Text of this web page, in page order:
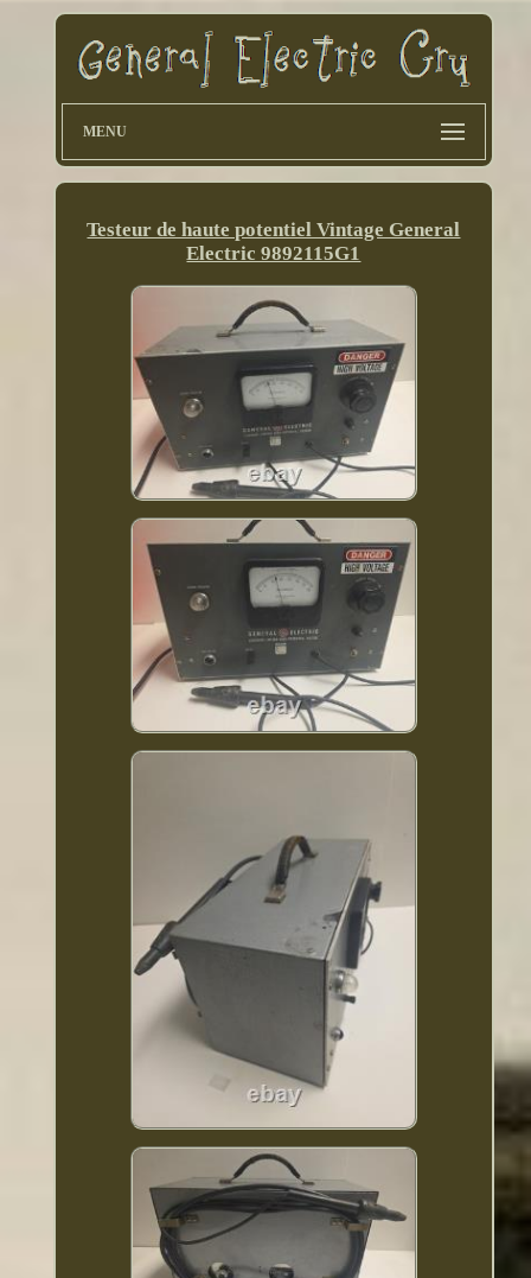
MENU
Testeur de haute potentiel Vintage General
Electric 9892115G1